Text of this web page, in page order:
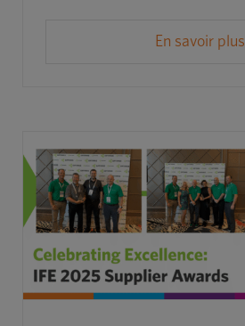
En savoir plus